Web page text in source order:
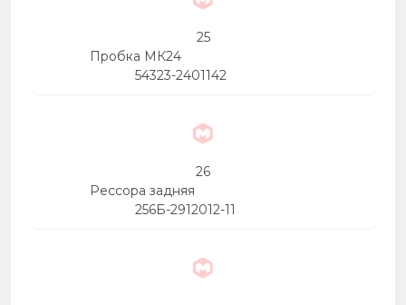
25
Пробка МК24
54323-2401142
26
Рессора задняя
256Б-2912012-11